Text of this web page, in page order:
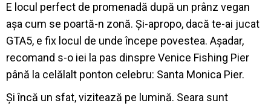
E locul perfect de promenadă după un prânz vegan
așa cum se poartă-n zonă. Și-apropo, dacă te-ai jucat
GTA5, e fix locul de unde începe povestea. Așadar,
recomand s-o iei la pas dinspre Venice Fishing Pier
până la celălalt ponton celebru: Santa Monica Pier.
Și încă un sfat, vizitează pe lumină. Seara sunt